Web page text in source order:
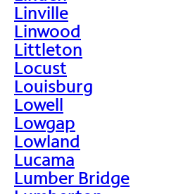
Linville
Linwood
Littleton
Locust
Louisburg
Lowell
Lowgap
Lowland
Lucama
Lumber Bridge